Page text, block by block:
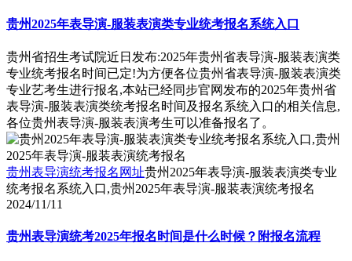
贵州2025年表导演-服装表演类专业统考报名系统入口
贵州省招生考试院近日发布:2025年贵州省表导演-服装表演类
专业统考报名时间已定!为方便各位贵州省表导演-服装表演类
专业艺考生进行报名,本站已经同步官网发布的2025年贵州省
表导演-服装表演类统考报名时间及报名系统入口的相关信息,
各位贵州表导演-服装表演考生可以准备报名了。
贵州表导演统考报名网址贵州2025年表导演-服装表演类专业
统考报名系统入口,贵州2025年表导演-服装表演统考报名
2024/11/11
贵州表导演统考2025年报名时间是什么时候？附报名流程